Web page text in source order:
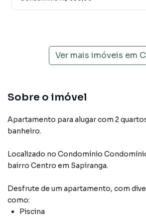
Ver mais imóveis em
Sobre o imóvel
Apartamento para alugar com 2
banheiro.
Localizado no Condomínio
bairro Centro em Sapiranga.
Desfrute de um apartamento, com
como:
Piscina